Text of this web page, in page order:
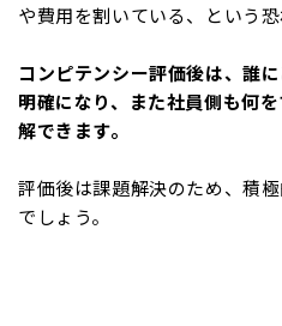
や費用を割いている、という恐
コンピテンシー評価後は、誰
明確になり、また社員側も何
解できます。
評価後は課題解決のため、積
でしょう。